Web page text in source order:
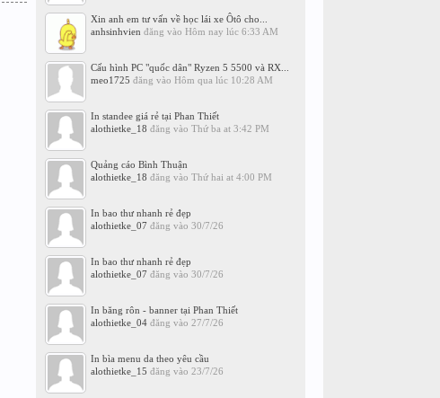
Xin anh em tư vấn về học lái xe Ôtô cho...
anhsinhvien đăng vào Hôm nay lúc 6:33 AM
Cấu hình PC "quốc dân" Ryzen 5 5500 và RX...
meo1725 đăng vào Hôm qua lúc 10:28 AM
In standee giá rẻ tại Phan Thiết
alothietke_18 đăng vào Thứ ba at 3:42 PM
Quảng cáo Bình Thuận
alothietke_18 đăng vào Thứ hai at 4:00 PM
In bao thư nhanh rẻ đẹp
alothietke_07 đăng vào 30/7/26
In bao thư nhanh rẻ đẹp
alothietke_07 đăng vào 30/7/26
In băng rôn - banner tại Phan Thiết
alothietke_04đăng vào 27/7/26
In bìa menu da theo yêu cầu
alothietke_15 đăng vào 23/7/26